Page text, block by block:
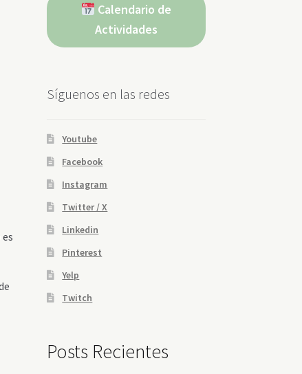
Calendario de
Actividades
Síguenos en las redes
Youtube
Facebook
Instagram
Twitter / X
Linkedin
Pinterest
Yelp
Twitch
Posts Recientes